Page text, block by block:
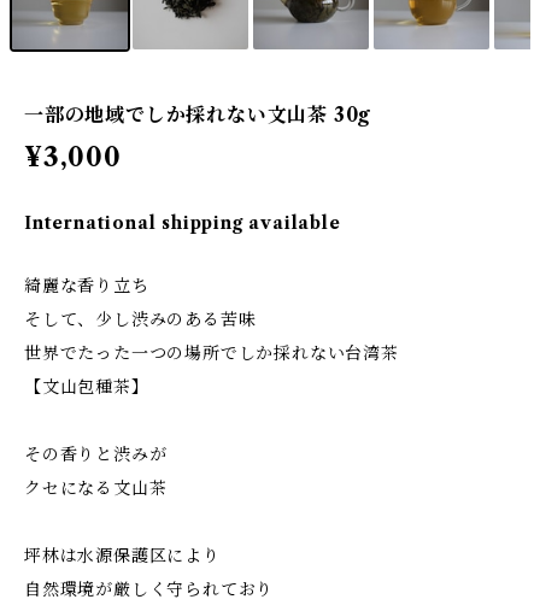
一部の地域でしか採れない文山茶 30g
¥3,000
International shipping available
綺麗な香り立ち
そして、少し渋みのある苦味
世界でたった一つの場所でしか採れない台湾茶
【文山包種茶】
その香りと渋みが
クセになる文山茶
坪林は水源保護区により
自然環境が厳しく守られており